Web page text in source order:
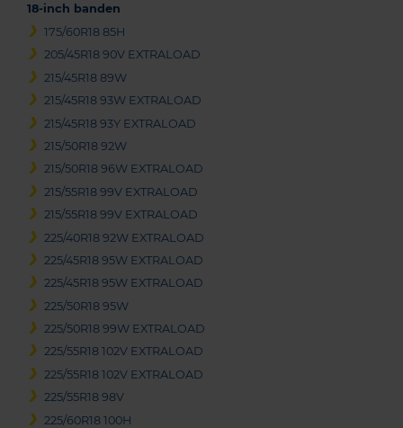
18-inch banden
175/60R18 85H
205/45R18 90V EXTRALOAD
215/45R18 89W
215/45R18 93W EXTRALOAD
215/45R18 93Y EXTRALOAD
215/50R18 92W
215/50R18 96W EXTRALOAD
215/55R18 99V EXTRALOAD
215/55R18 99V EXTRALOAD
225/40R18 92W EXTRALOAD
225/45R18 95W EXTRALOAD
225/45R18 95W EXTRALOAD
225/50R18 95W
225/50R18 99W EXTRALOAD
225/55R18 102V EXTRALOAD
225/55R18 102V EXTRALOAD
225/55R18 98V
225/60R18 100H